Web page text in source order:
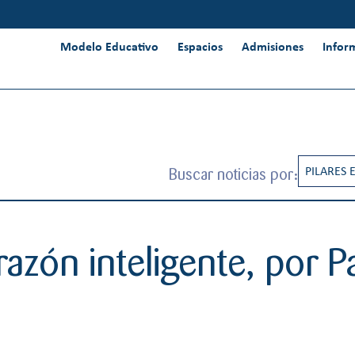
Modelo Educativo Espacios Admisiones
Buscar noticias por: PILARES
inteligente, por